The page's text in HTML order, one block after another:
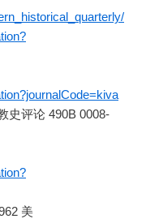
史评论 490B 0008-
美